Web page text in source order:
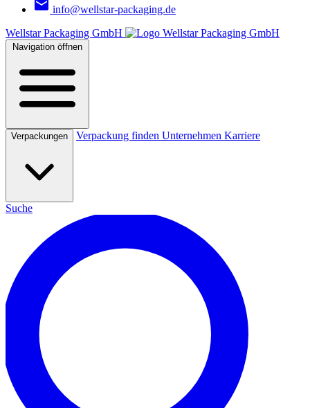
info@wellstar-packaging.de
Wellstar Packaging GmbH
Navigation öffnen
Verpackungen Verpackung finden Unternehmen Karriere
Suche